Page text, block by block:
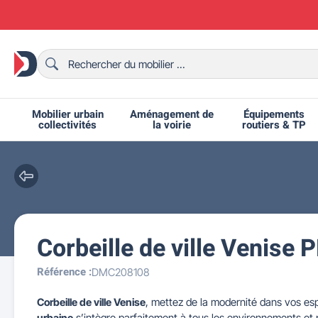
Mobilier urbain
collectivités
Bancs urbains
Aménagement de
la voirie
Bornes et potelets urbains
Équipements
routiers & TP
Ralentisseurs routiers
Grilles d'exposition
Fêtes et événements
Chaises de collectivité
Mobilier intérieur CHR
Chaises et bancs scolaires
Tables de ping-pong
Corbeille de ville Venise
Référence :DMC208108
Corbeille de ville Venise, mettez de la modernité dans vos